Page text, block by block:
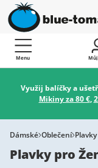
Menu
Využij balíčky a
Mikiny za 80 €,
Dámské Oblečení Plavky
Plavky pro